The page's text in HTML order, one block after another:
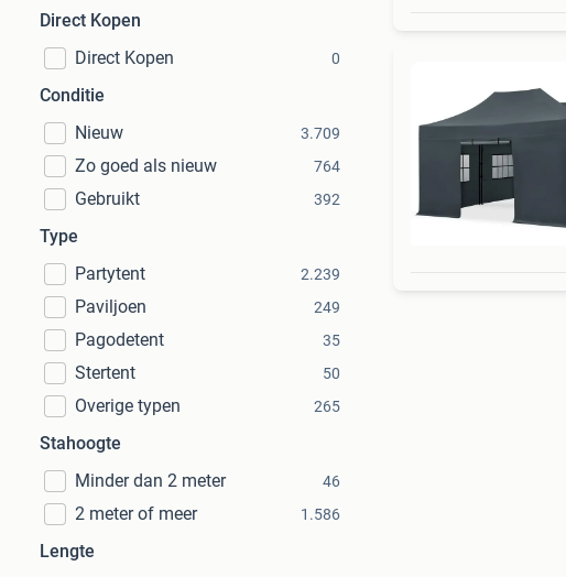
Direct Kopen
Direct Kopen
0
Conditie
Nieuw
3.709
Zo goed als nieuw 764
Gebruikt 392
Type
Partytent
2.239
Paviljoen 249
Pagodetent 35
Stertent 50
Overige typen 265
Stahoogte
Minder dan 2 meter
46
2 meter of meer 1.586
Lengte